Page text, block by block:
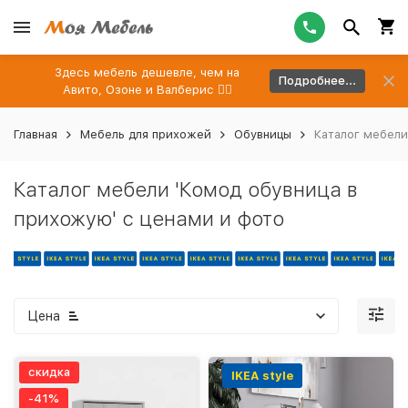
Здесь мебель дешевле, чем на
Авито, Озоне и Валберис 👉🏻
Подробнее...
Главная Мебель для прихожей Обувницы Каталог
Каталог мебели 'Комод обувница в
прихожую' с ценами и фото
Цена
скидка
-41%
IKEA style